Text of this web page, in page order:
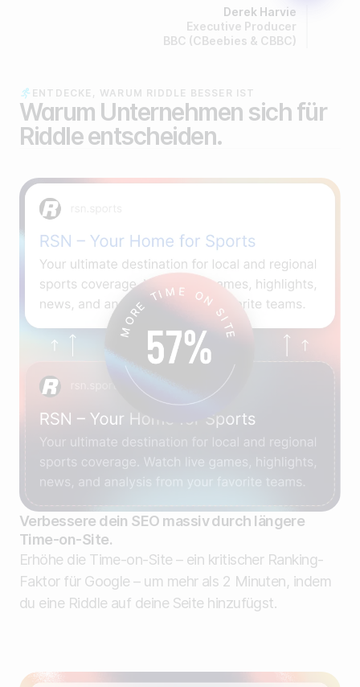
Derek Harvie
Executive Producer
BBC (CBeebies & CBBC)
ENTDECKE, WARUM RIDDLE BESSER IST
Warum Unternehmen sich für
Riddle entscheiden.
Verbessere dein SEO massiv durch längere
Time-on-Site.
Erhöhe die Time-on-Site – ein kritischer Ranking-
Faktor für Google – um mehr als 2 Minuten, indem
du eine Riddle auf deine Seite hinzufügst.